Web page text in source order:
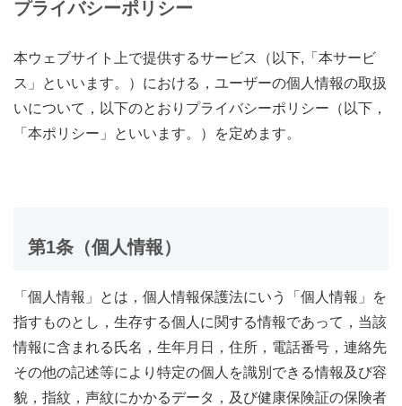
プライバシーポリシー
本ウェブサイト上で提供するサービス（以下,「本サービ
ス」といいます。）における，ユーザーの個人情報の取扱
いについて，以下のとおりプライバシーポリシー（以下，
「本ポリシー」といいます。）を定めます。
第1条（個人情報）
「個人情報」とは，個人情報保護法にいう「個人情報」を
指すものとし，生存する個人に関する情報であって，当該
情報に含まれる氏名，生年月日，住所，電話番号，連絡先
その他の記述等により特定の個人を識別できる情報及び容
貌，指紋，声紋にかかるデータ，及び健康保険証の保険者